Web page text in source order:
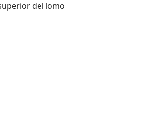
del lomo